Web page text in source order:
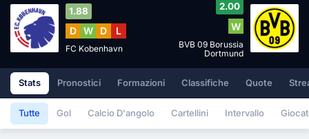
1.88
D W D L
FC Kobenhavn
2.00
W
BVB 09 Borussia
Dortmund
Stats Pronostici Formazioni Classifiche Quote
Tutte Gol Calcio D'angolo Cartellini Intervallo